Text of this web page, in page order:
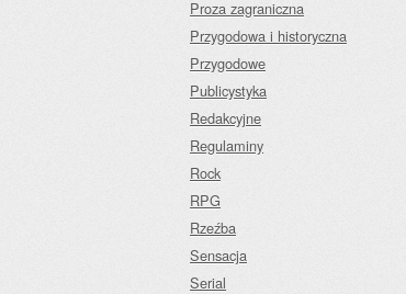
Proza zagraniczna
Przygodowa i historyczna
Przygodowe
Publicystyka
Redakcyjne
Regulaminy
Rock
RPG
Rzeźba
Sensacja
Serial